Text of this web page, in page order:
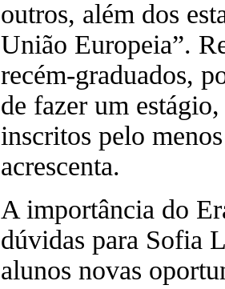
outros, além dos
União Europeia”.
recém-graduados,
de fazer um
inscritos pelo
acrescenta.
A importância do
dúvidas para Sofia
alunos novas